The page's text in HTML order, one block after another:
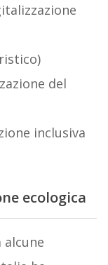
del
inclusiva
ecologica
alcune